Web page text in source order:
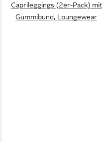
Caprileggings (2er-Pack) mit
Gummibund, Loungewear